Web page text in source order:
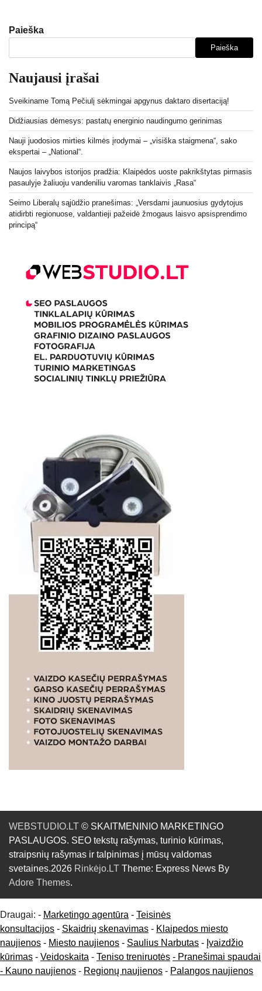
Paieška
Paieška
Naujausi įrašai
Sveikiname Tomą Pečiulį sėkmingai apgynus daktaro disertaciją!
Didžiausias dėmesys: pastatų energinio naudingumo gerinimas
Nauji juodosios mirties kilmės įrodymai – „visiška staigmena“, sako
ekspertai – „National“.
Naujos laivybos istorijos pradžia: Klaipėdos uoste pakrikštytas pirmasis
pasaulyje žaliuoju vandeniliu varomas tanklaivis „Rasa“
Seimo Liberalų sąjūdžio pranešimas: „Versdami jaunuosius gydytojus
atidirbti regionuose, valdantieji pažeidė žmogaus laisvo apsisprendimo
principą“
WEBSTUDIO.LT © SKAITMENINIO MARKETINGO
PASLAUGOS. SEO tekstų rašymas, turinio kūrimas,
straipsnių rašymas ir talpinimas į mūsų valdomas
svetaines.2026 Rinkėjo.LT Theme: Express News By
Adore Themes.
Draugai: - Marketingo agentūra - Teisinės
konsultacijos - Skaidrių skenavimas - Klaipedos miesto
naujienos - Miesto naujienos - Saulius Narbutas - Įvaizdžio
kūrimas - Veidoskaita - Teniso treniruotės - Pranešimai spaudai
- Kauno naujienos - Regionų naujienos - Palangos naujienos